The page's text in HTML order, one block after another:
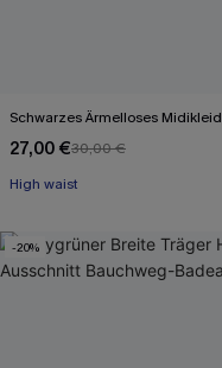
Schwarzes Ärmelloses Midikleid
27,00 €30,00 €
Mit Gratis-Maßband
High waist
-20%